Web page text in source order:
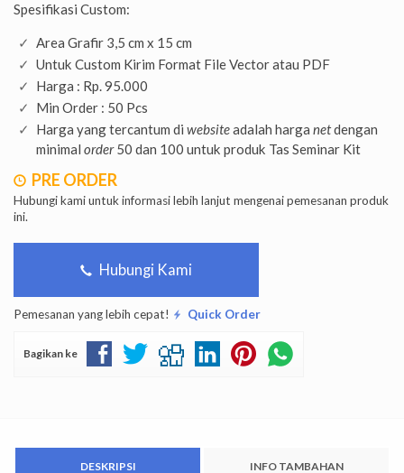
Spesifikasi Custom:
Area Grafir 3,5 cm x 15 cm
Untuk Custom Kirim Format File Vector atau PDF
Harga : Rp. 95.000
Min Order : 50 Pcs
Harga yang tercantum di websiteadalah harga netdengan
minimal order50 dan 100 untuk produk Tas Seminar Kit
PRE ORDER
Hubungi kami untuk informasi lebih lanjut mengenai pemesanan produk
ini.
Hubungi Kami
Pemesanan yang lebih cepat! Quick Order
Bagikan ke
DESKRIPSI INFO TAMBAHAN